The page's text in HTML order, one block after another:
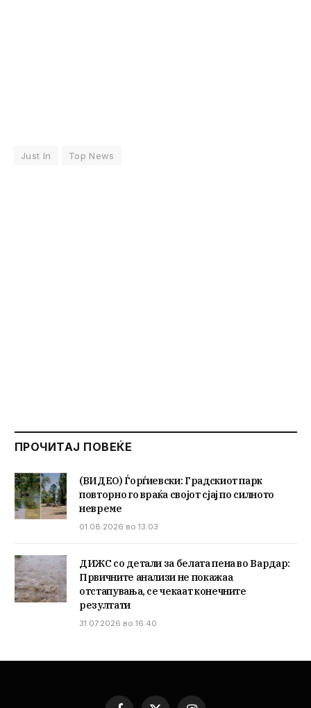
Just In Top News
ПРОЧИТАЈ ПОВЕЌЕ
(ВИДЕО) Ѓорѓиевски: Градскиот парк
повторно го враќа својот сјај по силното
невреме
01.08.2026 во 13:03
ДИЖС со детали за белата пена во Вардар:
Првичните анализи не покажаа
отстапувања, се чекаат конечните
резултати
31.07.2026 во 16:40